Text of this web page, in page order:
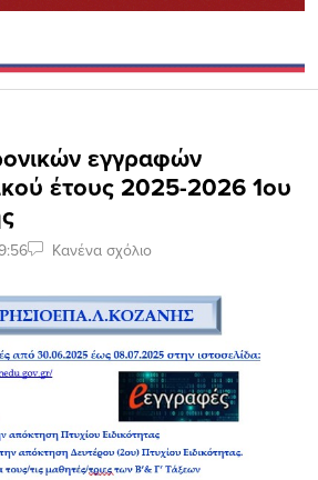
εγγραφών
έτους 2025-2026 1ου
Κανένα σχόλιο